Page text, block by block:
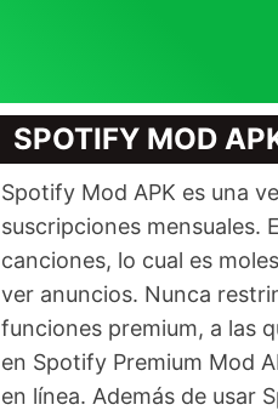
SPOTIFY MOD
Spotify Mod APK es una
suscripciones mensuales.
canciones, lo cual es
ver anuncios. Nunca
funciones premium, a las
en Spotify Premium Mod
en línea. Además de usar